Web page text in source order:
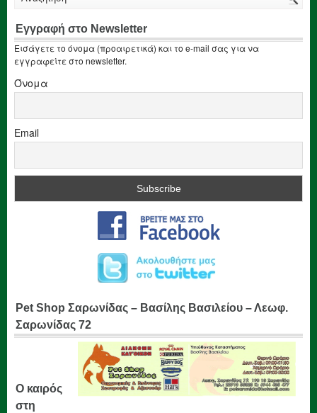
Εγγραφή στο Newsletter
Εισάγετε το όνομα (προαιρετικά) και το e-mail σας για να
εγγραφείτε στο newsletter.
Όνομα
Email
Pet Shop Σαρωνίδας – Βασίλης Βασιλείου – Λεωφ.
Σαρωνίδας 72
Ο καιρός
στη